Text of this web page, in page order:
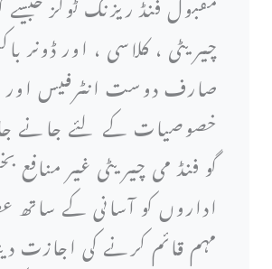
چیریٹی ، کلاسی ، اور ڈونر
صارف دوست انٹرفیس
خصوصیات کے لئے جانے
گو فنڈ می چیریٹی غیر منافع
اداروں کو آسانی کے ساتھ
مہم قائم کرنے کی اجازت